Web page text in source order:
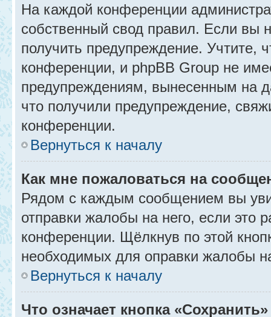
На каждой конференции
собственный свод правил. Если вы
получить предупреждение. Учтите,
конференции, и phpBB Group не
предупреждениям, вынесенным на
что получили предупреждение,
конференции.
Вернуться к началу
Как мне пожаловаться на
Рядом с каждым сообщением вы
отправки жалобы на него, если это
конференции. Щёлкнув по этой
необходимых для оправки жалобы
Вернуться к началу
Что означает кнопка